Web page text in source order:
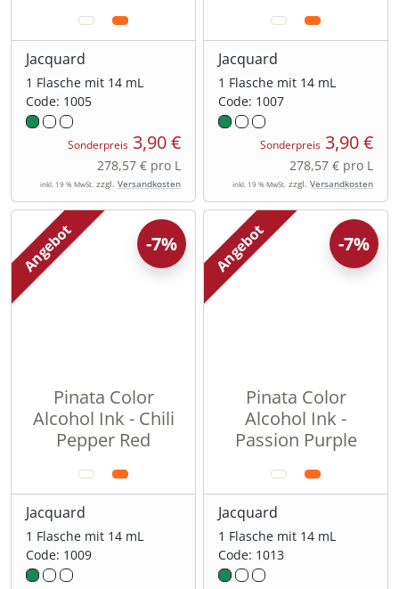
Jacquard
1 Flasche mit 14 mL
Code: 1005
Sonderpreis 3,90 €
278,57 € pro L
inkl. 19 % MwSt. zzgl. Versandkosten
Jacquard
1 Flasche mit 14 mL
Code: 1007
Sonderpreis 3,90 €
278,57 € pro L
inkl. 19 % MwSt. zzgl. Versandkosten
Angebot
Pinata Color
Alcohol Ink - Chili
Pepper Red
Jacquard
1 Flasche mit 14 mL
Code: 1009
-7% Angebot
Pinata Color
Alcohol Ink -
Passion Purple
Jacquard
1 Flasche mit 14 mL
Code: 1013
-7%